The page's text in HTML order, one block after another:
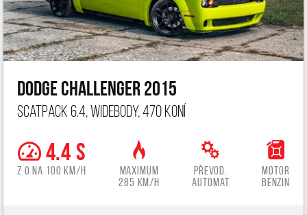
Dodge Challenger 2015
ScatPack 6.4, widebody, 470 koní
4.4 s
z 0 na 100 km/h
Maximum
285 km/h
Převod.
automat
Motor
benzin